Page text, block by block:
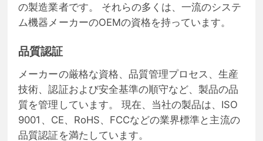
の製造業者です。 それらの多くは、一流のシステ
ム機器メーカーのOEMの資格を持っています。
品質認証
メーカーの厳格な資格、品質管理プロセス、生産
技術、認証および安全基準の順守など、製品の品
質を管理しています。 現在、当社の製品は、ISO
9001、CE、RoHS、FCCなどの業界標準と主流の
品質認証を満たしています。